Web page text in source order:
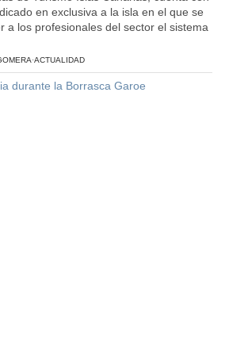
en exclusiva a la isla en el que se
a los profesionales del sector el sistema
·ACTUALIDAD